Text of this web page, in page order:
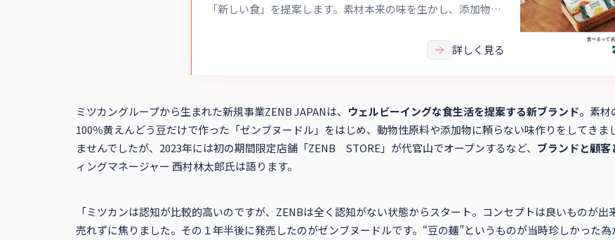
「新しい食」を提案します。素材本来の味を生かし、添加物に
詳しく見る
ミツカングループから生まれた新規事業ZENB JAPANは、 ウェルビーイングな⾷⽣活を提案する新ブランド。素材
100％黄えんどう豆だけで作った「ゼンブヌードル」をはじめ、動物性原料や添加物に頼らない味作りをしてきま
ませんでしたが、2023年には初の期間限定店舗「ZENB STORE」が代官山でオープンするなど、 ブランドと顧客
ィングマネージャー 西村林太郎氏は語ります。
「ミツカンは認知が比較的高いのですが、ZENBは全く認知がない状態からスタート。コンセプトは良いものが
売れずに焦りました。その１年半後に発売したのがゼンブヌードルです。“豆の麺”というものが当時珍しかった